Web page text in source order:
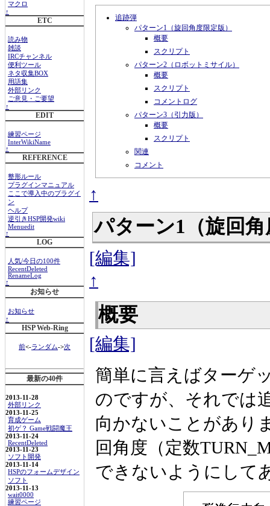
マクロ
↑
ETC
読み物
雑談
IRCチャンネル
便利ツール
ネタ収集BOX
用語集
外部リンク
ご意見・ご要望
↑
EDIT
練習ページ
InterWikiName
↑
REFERENCE
整形ルール
プラグインマニュアル
ここで導入中のプラグイ
ン
ヘルプ
逆引きHSP開発wiki
Menuedit
↑
LOG
人気/今日の100件
RecentDeleted
RenameLog
↑
お知らせ
お知らせ
↑
HSP Web-Ring
前<-ランダム->次
最新の40件
2013-11-28
外部リンク
2013-11-25
育成ゲーム
初ゲ？ Game戦闘魔王
2013-11-24
RecentDeleted
2013-11-23
ソフト開発
2013-11-14
HSPのフォームデザイン
ソフト
2013-11-13
wait0000
練習ページ
追跡弾
パターン1（旋回角度限定版）
概要
スクリプト
パターン2（ロボットミサイル）
概要
スクリプト
コメントログ
パターン3（引力版）
概要
スクリプト
関連
コメント
↑
パターン1（旋回
[編集]
↑
概要
[編集]
簡単に言えばターゲ
のですが、それでは
向かないことがあり
回角度（定数
できないようにして